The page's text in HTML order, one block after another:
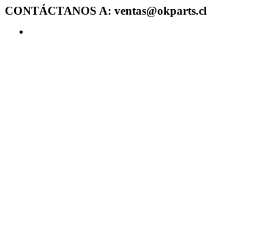
CONTÁCTANOS A: ventas@okparts.cl